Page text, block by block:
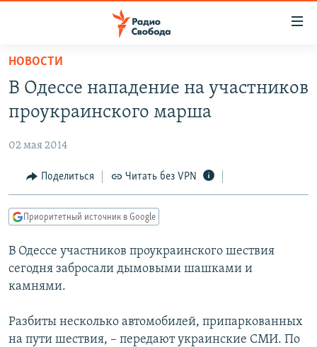
упрощенного
доступа
основному
Вернутся
главной
навигации
Вернутся
поиску
ПОДКАСТЫ
АВТОРСКИЕ ПРОЕКТЫ
ЦИТАТЫ СВОБОДЫ
МНЕНИЯ
IDEL.РЕАЛИИ
КАВКАЗ.РЕАЛИИ
СЕВЕР.РЕАЛИИ
РАСПИСАНИЕ ВЕЩАНИЯ
НОВОСТИ
В Одессе нападение на участников
проукраинского марша
02 мая 2014
Поделиться Читать без VPN
Приоритетный источник в Google
В Одессе участников проукраинского шествия
сегодня забросали дымовыми шашками и
камнями.
Разбиты несколько автомобилей, припаркованных
на пути шествия, – передают украинские СМИ. По